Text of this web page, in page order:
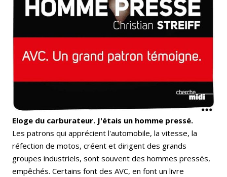
Eloge du carburateur. J'étais un homme pressé.
Les patrons qui apprécient l'automobile, la vitesse, la
réfection de motos, créent et dirigent des grands
groupes industriels, sont souvent des hommes pressés,
empêchés. Certains font des AVC, en font un livre